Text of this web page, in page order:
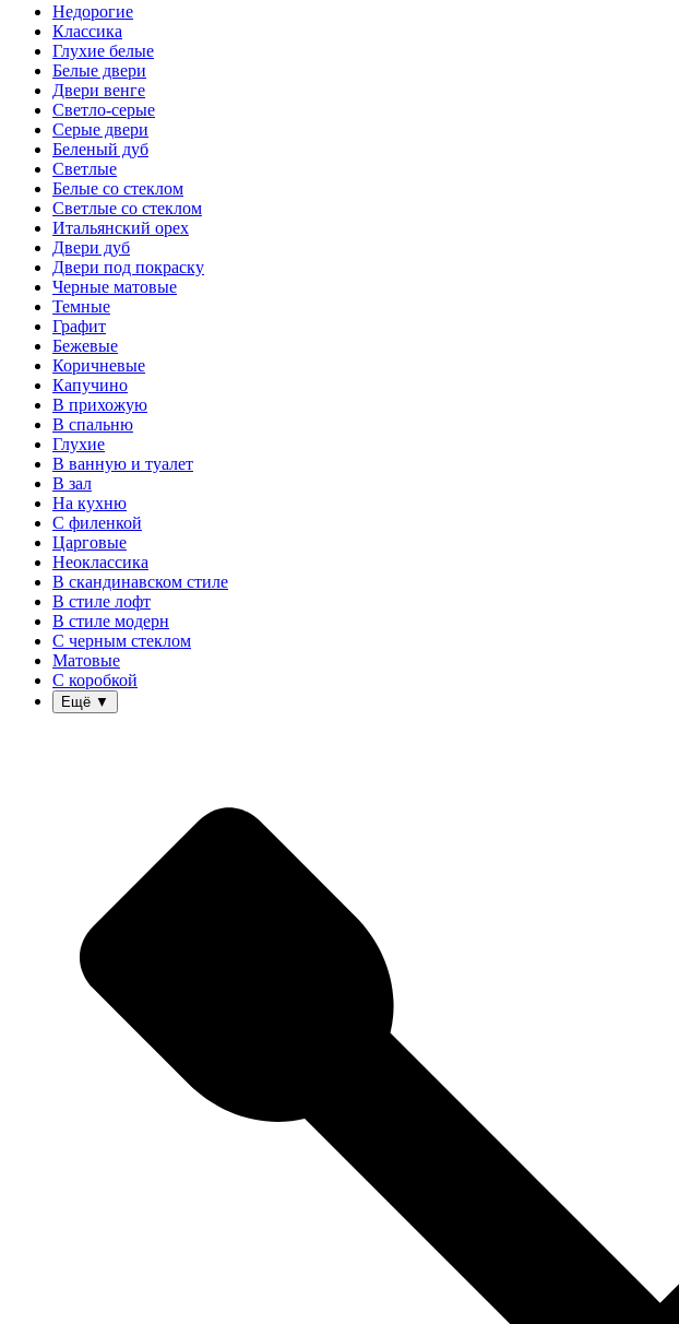
Недорогие
Классика
Глухие белые
Белые двери
Двери венге
Светло-серые
Серые двери
Беленый дуб
Светлые
Белые со стеклом
Светлые со стеклом
Итальянский орех
Двери дуб
Двери под покраску
Черные матовые
Темные
Графит
Бежевые
Коричневые
Капучино
В прихожую
В спальню
Глухие
В ванную и туалет
В зал
На кухню
С филенкой
Царговые
Неоклассика
В скандинавском стиле
В стиле лофт
В стиле модерн
С черным стеклом
Матовые
С коробкой
Ещё ▼